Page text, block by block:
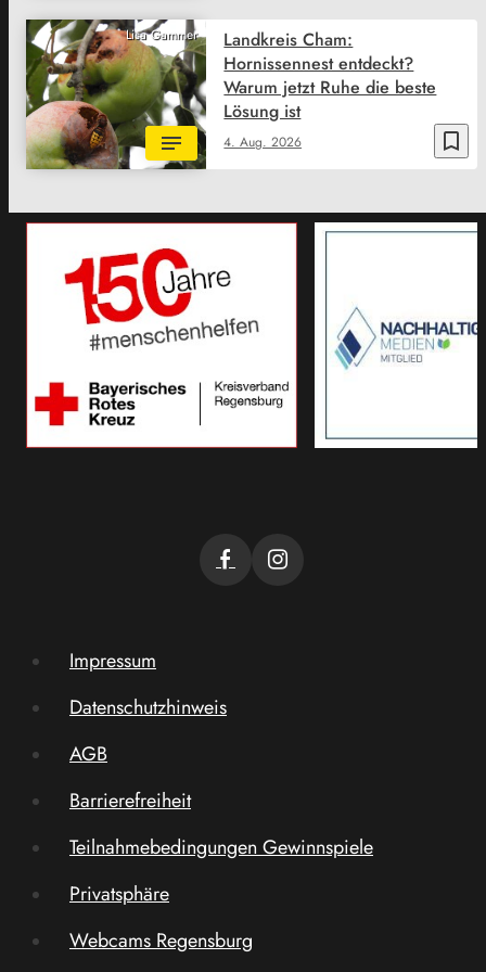
Lisa Gammer
bookmark_border
4. Aug. 2026
Landkreis Cham:
Hornissennest entdeckt?
Warum jetzt Ruhe die beste
Lösung ist
Impressum
Datenschutzhinweis
AGB
Barrierefreiheit
Teilnahmebedingungen Gewinnspiele
Privatsphäre
Webcams Regensburg